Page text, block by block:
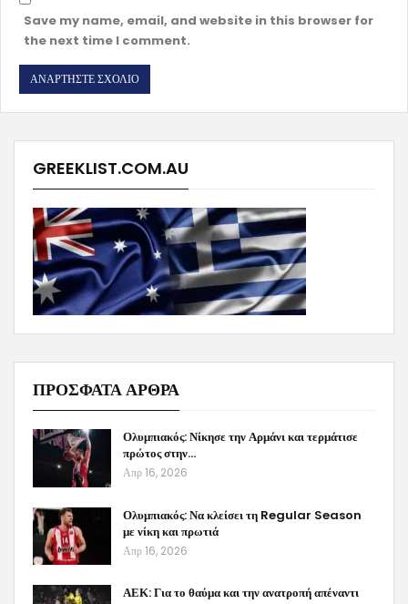
Save my name, email, and website in this browser for
the next time I comment.
GREEKLIST.COM.AU
ΠΡΟΣΦΑΤΑ ΑΡΘΡΑ
Ολυμπιακός: Νίκησε την Αρμάνι και τερμάτισε
πρώτος στην…
Απρ 16, 2026
Ολυμπιακός: Να κλείσει τη Regular Season
με νίκη και πρωτιά
Απρ 16, 2026
ΑΕΚ: Για το θαύμα και την ανατροπή απέναντι